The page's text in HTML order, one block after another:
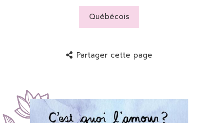
Québécois
Partager cette page